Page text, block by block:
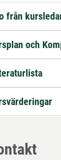
från
och